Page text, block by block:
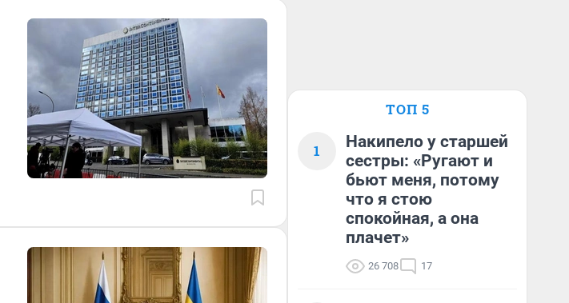
ТОП 5
1
Накипело у старшей
сестры: «Ругают и
бьют меня, потому
что я стою
спокойная, а она
плачет»
26 708 17